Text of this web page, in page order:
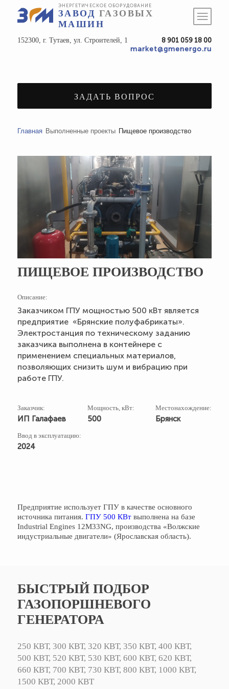
ЭНЕРГЕТИЧЕСКОЕ ОБОРУДОВАНИЕ
ЗАВОД ГАЗОВЫХ
МАШИН
152300, г. Тутаев, ул. Строителей, 1 8 901 059 18 00
market@gmenergo.ru
ЗАДАТЬ ВОПРОС
Главная Выполненные проекты Пищевое производство
ПИЩЕВОЕ ПРОИЗВОДСТВО
Описание:
Заказчиком ГПУ мощностью 500 кВт является
предприятие «Брянские полуфабрикаты».
Электростанция по техническому заданию
заказчика выполнена в контейнере с
применением специальных материалов,
позволяющих снизить шум и вибрацию при
работе ГПУ.
Заказчик:
ИП Галафаев
Мощность, кВт:
500
Местонахождение:
Брянск
Ввод в эксплуатацию:
2024
Предприятие использует ГПУ в качестве основного
источника питания. ГПУ 500 КВт выполнена на базе
Industrial Engines 12M33NG, производства «Волжские
индустриальные двигатели» (Ярославская область).
БЫСТРЫЙ ПОДБОР
ГАЗОПОРШНЕВОГО
ГЕНЕРАТОРА
250 КВТ, 300 КВТ, 320 КВТ, 350 КВТ, 400 КВТ,
500 КВТ, 520 КВТ, 530 КВТ, 600 КВТ, 620 КВТ,
660 КВТ, 700 КВТ, 730 КВТ, 800 КВТ, 1000 КВТ,
1500 КВТ, 2000 КВТ